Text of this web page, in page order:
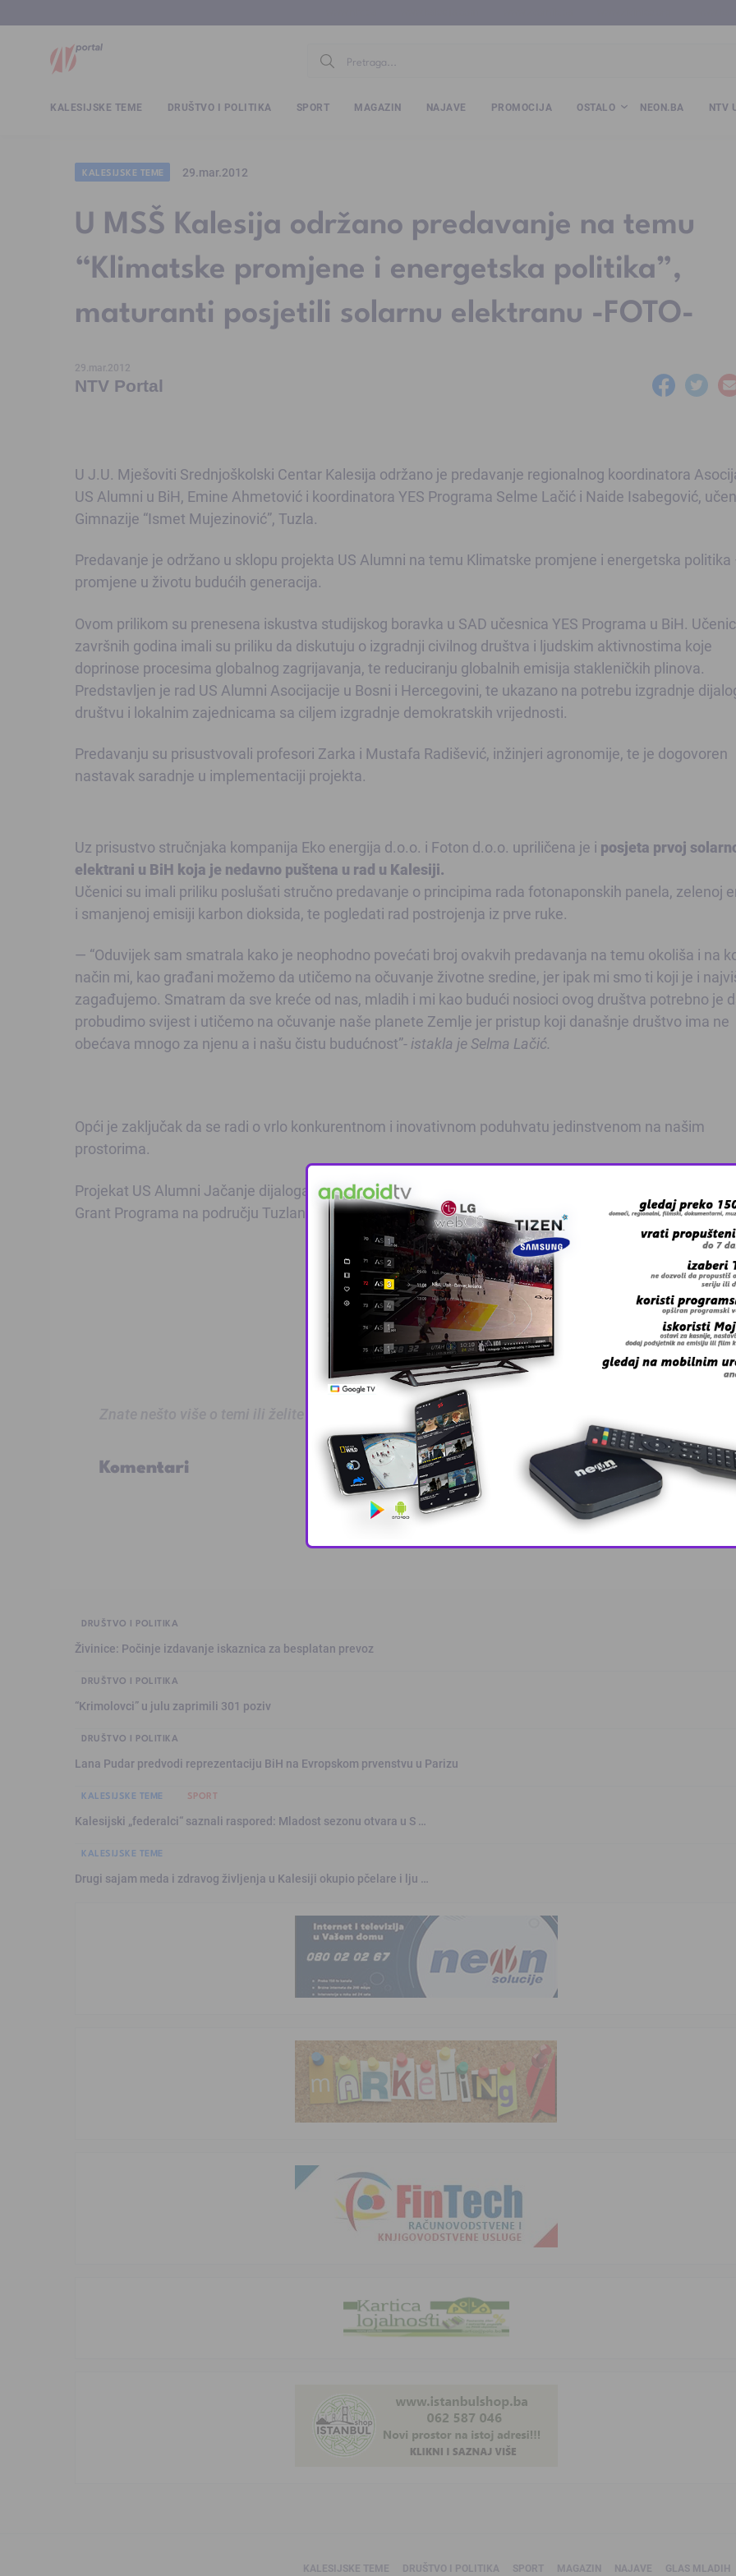
KALESIJSKE TEME DRUŠTVO I POLITIKA SPORT MAGAZIN NAJAVE PROMOCIJA OSTALO NEON.BA NTV
KALESIJSKE TEME 29.mar.2012
U MSŠ Kalesija održano predavanje na temu
“Klimatske promjene i energetska politika”,
maturanti posjetili solarnu elektranu -FOTO-
29.mar.2012
NTV Portal
U J.U. Mješoviti Srednjoškolski Centar Kalesija održano je predavanje regionalnog koordinatora
US Alumni u BiH, Emine Ahmetović i koordinatora YES Programa Selme Lačić i Naide Isabegović,
Gimnazije “Ismet Mujezinović”, Tuzla.
Predavanje je održano u sklopu projekta US Alumni na temu Klimatske promjene i energetska politika
promjene u životu budućih generacija.
Ovom prilikom su prenesena iskustva studijskog boravka u SAD učesnica YES Programa u BiH.
završnih godina imali su priliku da diskutuju o izgradnji civilnog društva i ljudskim aktivnostima koje
doprinose procesima globalnog zagrijavanja, te reduciranju globalnih emisija stakleničkih plinova.
Predstavljen je rad US Alumni Asocijacije u Bosni i Hercegovini, te ukazano na potrebu izgradnje
društvu i lokalnim zajednicama sa ciljem izgradnje demokratskih vrijednosti.
Predavanju su prisustvovali profesori Zarka i Mustafa Radišević, inžinjeri agronomije, te je dogovoren
nastavak saradnje u implementaciji projekta.
Uz prisustvo stručnjaka kompanija Eko energija d.o.o. i Foton d.o.o. upriličena je i posjeta prvoj
elektrani u BiH koja je nedavno puštena u rad u Kalesiji.
Učenici su imali priliku poslušati stručno predavanje o principima rada fotonaponskih panela, zelenoj
i smanjenoj emisiji karbon dioksida, te pogledati rad postrojenja iz prve ruke.
— “Oduvijek sam smatrala kako je neophodno povećati broj ovakvih predavanja na temu okoliša i na
način mi, kao građani možemo da utičemo na očuvanje životne sredine, jer ipak mi smo ti koji je i
zagađujemo. Smatram da sve kreće od nas, mladih i mi kao budući nosioci ovog društva potrebno je
probudimo svijest i utičemo na očuvanje naše planete Zemlje jer pristup koji današnje društvo ima ne
obećava mnogo za njenu a i našu čistu budućnost”- istakla je Selma Lačić.
Opći je zaključak da se radi o vrlo konkurentnom i inovativnom poduhvatu jedinstvenom na našim
prostorima.
Projekat US Alumni Jačanje dijaloga u susretu izazovima održivosti se implementira uz podršku
Grant Programa na području Tuzlanskog, Posavskog Kantona i Bijeljine.
Pratite
Kalesija Online na
Znate nešto više o temi ili želite prijaviti grešku u tekstu?
Komentari
DRUŠTVO I POLITIKA
Živinice: Počinje izdavanje iskaznica za besplatan prevoz
DRUŠTVO I POLITIKA
“Krimolovci” u julu zaprimili 301 poziv
DRUŠTVO I POLITIKA
Lana Pudar predvodi reprezentaciju BiH na Evropskom prvenstvu u Parizu
KALESIJSKE TEME SPORT
Kalesijski „federalci“ saznali raspored: Mladost sezonu otvara u S …
KALESIJSKE TEME
Drugi sajam meda i zdravog življenja u Kalesiji okupio pčelare i lju …
KALESIJSKE TEME DRUŠTVO I POLITIKA SPORT MAGAZIN NAJAVE GLAS MLADIH